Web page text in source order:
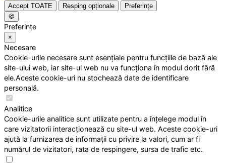
Accept TOATE Resping opționale
Preferințe
🍪
Preferințe
×
Necesare
Cookie-urile necesare sunt esențiale pentru funcțiile de bază ale
site-ului web, iar site-ul web nu va funcționa în modul dorit fără
ele.Aceste cookie-uri nu stochează date de identificare
personală.
Analitice
Cookie-urile analitice sunt utilizate pentru a înțelege modul în
care vizitatorii interacționează cu site-ul web. Aceste cookie-uri
ajută la furnizarea de informații cu privire la valori, cum ar fi
numărul de vizitatori, rata de respingere, sursa de trafic etc.